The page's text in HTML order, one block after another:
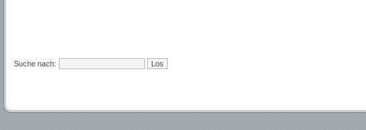
Suche nach: